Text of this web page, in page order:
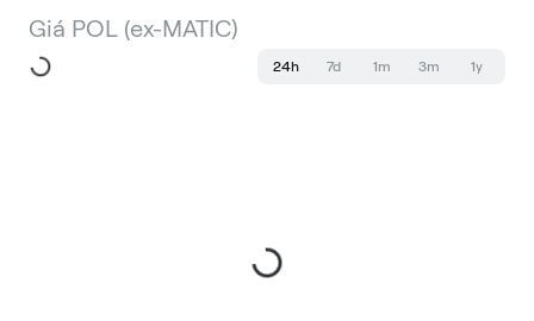
Giá POL (ex-MATIC)
24h 7d 1m 3m 1y